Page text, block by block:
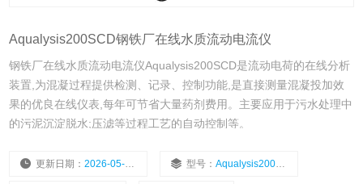
Aqualysis200SCD钢铁厂在线水质流动电流仪
钢铁厂在线水质流动电流仪Aqualysis200SCD是流动电荷的在线分析
装置,为混凝过程提供检测、记录、控制功能,是直接测量混凝投加效
果的优良在线仪表,每年可节省大量药剂费用。主要应用于污水处理中
的污泥沉淀脱水;压滤等过程工艺的自动控制等。
更新日期：2026-05-09 型号：Aqualysis200SCD